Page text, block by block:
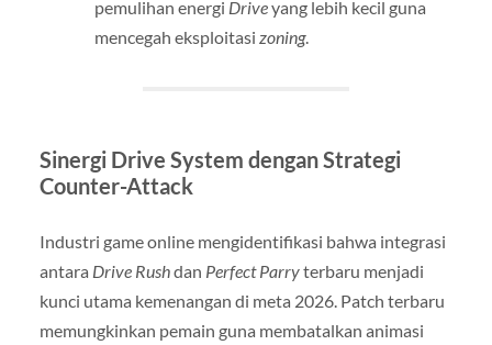
pemulihan energi Driveyang lebih kecil guna
mencegah eksploitasi zoning.
Sinergi Drive System dengan Strategi
Counter-Attack
Industri game online mengidentifikasi bahwa integrasi
antara Drive Rushdan Perfect Parryterbaru menjadi
kunci utama kemenangan di meta 2026. Patch terbaru
memungkinkan pemain guna membatalkan animasi